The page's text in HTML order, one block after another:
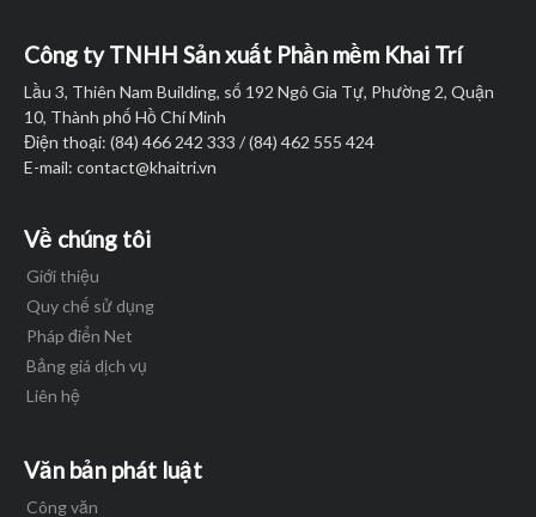
Công ty TNHH Sản xuất Phần mềm Khai Trí
Lầu 3, Thiên Nam Building, số 192 Ngô Gia Tự, Phường 2, Quận
10, Thành phố Hồ Chí Minh
Điện thoại: (84) 466 242 333 / (84) 462 555 424
E-mail: contact@khaitri.vn
Về chúng tôi
Giới thiệu
Quy chế sử dụng
Pháp điển Net
Bảng giá dịch vụ
Liên hệ
Văn bản phát luật
Công văn